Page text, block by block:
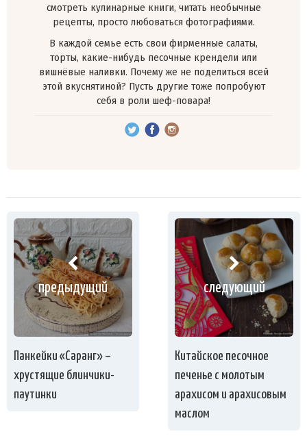
смотреть кулинарные книги, читать необычные
рецепты, просто любоваться фотографиями.
В каждой семье есть свои фирменные салаты,
торты, какие-нибудь песочные крендели или
вишнёвые наливки. Почему же не поделиться всей
этой вкуснятиной? Пусть другие тоже попробуют
себя в роли шеф-повара!
предыдущий
Панкейки «Саранг» –
хрустящие блинчики-
паутинки
следующий
Китайское песочное
печенье с молотым
арахисом и арахисовым
маслом